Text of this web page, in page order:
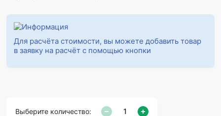
Для расчёта стоимости, вы можете добавить товар
в заявку на расчёт с помощью кнопки
Выберите количество: